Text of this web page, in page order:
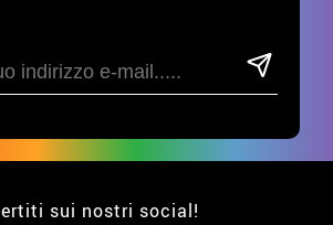
sui nostri social!